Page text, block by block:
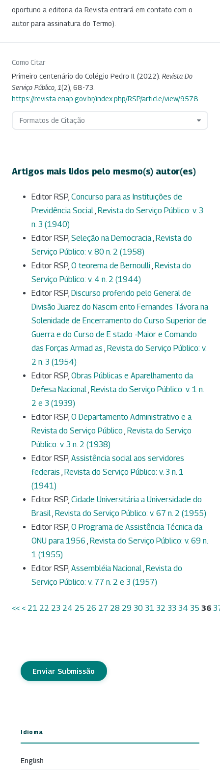
oportuno a editoria da Revista entrará em contato com o
autor para assinatura do Termo).
Como Citar
Primeiro centenário do Colégio Pedro II. (2022). Revista Do
Serviço Público 1(2), 68-73.
https://revista.enap.gov.br/index.php/RSP/article/view/9578
Formatos de Citação
Artigos mais lidos pelo mesmo(s) autor(es)
Editor RSP, Concurso para as Instituições de
Previdência Social Revista do Serviço Público: v. 3
n. 3 (1940)
Editor RSP, Seleção na Democracia Revista do
Serviço Público: v. 80 n. 2 (1958)
Editor RSP, O teorema de Bernoulli Revista do
Serviço Público: v. 4 n. 2 (1944)
Editor RSP, Discurso proferido pelo General de
Divisão Juarez do Nascim ento Fernandes Távora na
Solenidade de Encerramento do Curso Superior de
Guerra e do Curso de E stado -Maior e Comando
das Forças Armad as Revista do Serviço Público: v.
2 n. 3 (1954)
Editor RSP, Obras Públicas e Aparelhamento da
Defesa Nacional Revista do Serviço Público: v. 1 n.
2 e 3 (1939)
Editor RSP, O Departamento Administrativo e a
Revista do Serviço Público Revista do Serviço
Público: v. 3 n. 2 (1938)
Editor RSP, Assistência social aos servidores
federais Revista do Serviço Público: v. 3 n. 1
(1941)
Editor RSP, Cidade Universitária a Universidade do
Brasil Revista do Serviço Público: v. 67 n. 2 (1955)
Editor RSP, O Programa de Assistência Técnica da
ONU para 1956 Revista do Serviço Público: v. 69 n.
1 (1955)
Editor RSP, Assembléia Nacional Revista do
Serviço Público: v. 77 n. 2 e 3 (1957)
<< < 21 22 23 24 25 26 27 28 29 30 31 32 33 34 35 36
Enviar Submissão
Idioma
English